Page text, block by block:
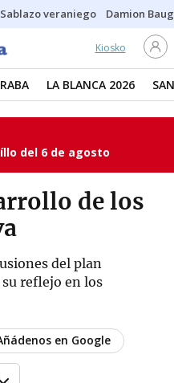
Sablazo veraniego Damion
Kiosko
LA BLANCA 2026
del 6 de agosto
de los
del plan
reflejo en los
en Google